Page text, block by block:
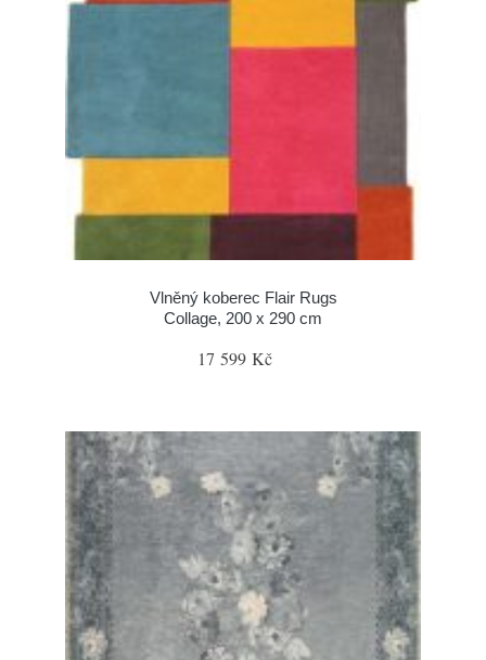
Vlněný koberec Flair Rugs
Collage, 200 x 290 cm
17 599 Kč